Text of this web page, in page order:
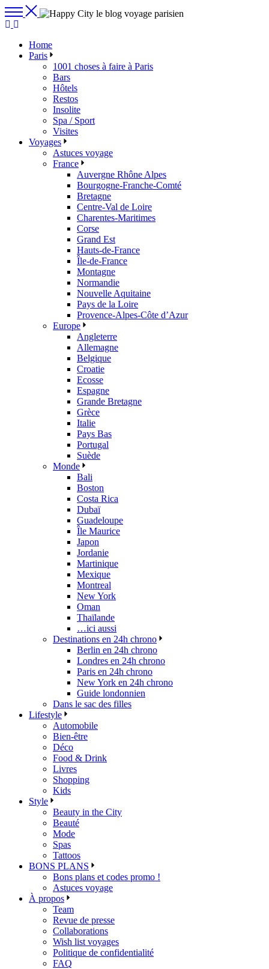
Skip
to
the
contentHome
Paris
1001 choses à faire à Paris
Bars
Hôtels
Restos
Insolite
Spa / Sport
Visites
Voyages
Astuces voyage
France
Auvergne Rhône Alpes
Bourgogne-Franche-Comté
Bretagne
Centre-Val de Loire
Charentes-Maritimes
Corse
Grand Est
Hauts-de-France
Île-de-France
Montagne
Normandie
Nouvelle Aquitaine
Pays de la Loire
Provence-Alpes-Côte d’Azur
Europe
Angleterre
Allemagne
Belgique
Croatie
Ecosse
Espagne
Grande Bretagne
Grèce
Italie
Pays Bas
Portugal
Suède
Monde
Bali
Boston
Costa Rica
Dubaï
Guadeloupe
Île Maurice
Japon
Jordanie
Martinique
Mexique
Montreal
New York
Oman
Thaïlande
…ici aussi
Destinations en 24h chrono
Berlin en 24h chrono
Londres en 24h chrono
Paris en 24h chrono
New York en 24h chrono
Guide londonnien
Dans le sac des filles
Lifestyle
Automobile
Bien-être
Déco
Food & Drink
Livres
Shopping
Kids
Style
Beauty in the City
Beauté
Mode
Spas
Tattoos
BONS PLANS
Bons plans et codes promo !
Astuces voyage
À propos
Team
Revue de presse
Collaborations
Wish list voyages
Politique de confidentialité
FAQ